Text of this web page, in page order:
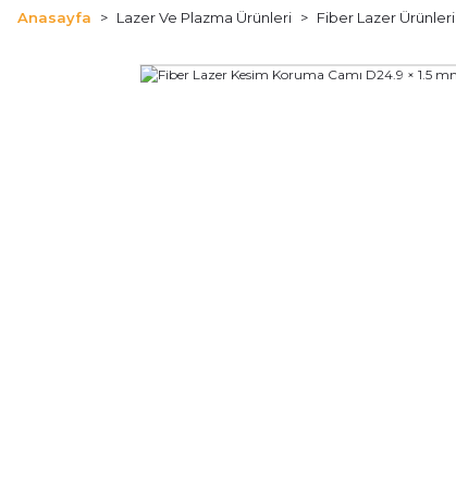
Anasayfa Lazer Ve Plazma Ürünleri Fiber Lazer Ürünleri